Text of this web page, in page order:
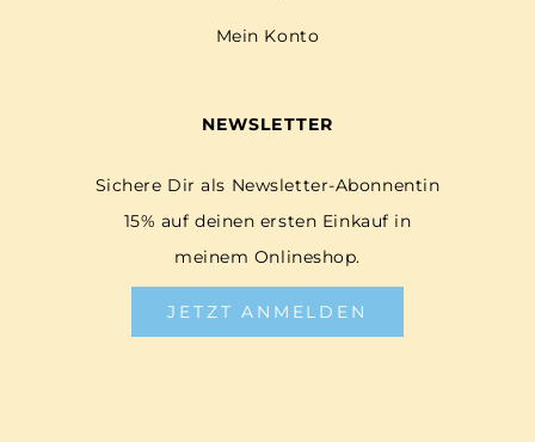
Mein Konto
NEWSLETTER
Sichere Dir als Newsletter-Abonnentin
15% auf deinen ersten Einkauf in
meinem Onlineshop.
JETZT ANMELDEN